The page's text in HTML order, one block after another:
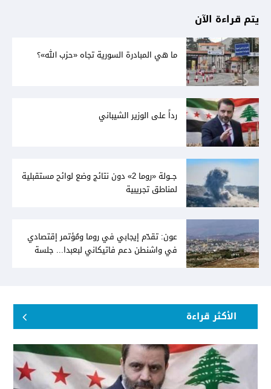
يتم قراءة الآن
ما هي المبادرة السورية تجاه «حزب الله»؟
رداً على الوزير الشيباني
جــولة «روما 2» دون نتائج وضع لوائح مستقبلية
لمناطق تجريبية
عون: تقدّم إيجابي في روما ومُؤتمر إقتصادي
في واشنطن دعم فاتيكاني لبعبدا... جلسة
الأكثر قراءة